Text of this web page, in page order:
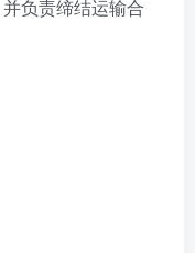
负责缔结运输合